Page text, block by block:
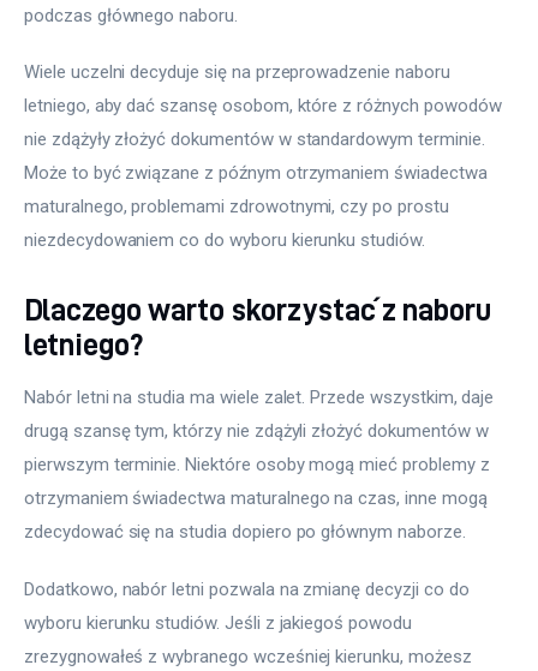
podczas głównego naboru.
Wiele uczelni decyduje się na przeprowadzenie naboru
letniego, aby dać szansę osobom, które z różnych powodów
nie zdążyły złożyć dokumentów w standardowym terminie.
Może to być związane z późnym otrzymaniem świadectwa
maturalnego, problemami zdrowotnymi, czy po prostu
niezdecydowaniem co do wyboru kierunku studiów.
Dlaczego warto skorzystać z naboru
letniego?
Nabór letni na studia ma wiele zalet. Przede wszystkim, daje
drugą szansę tym, którzy nie zdążyli złożyć dokumentów w
pierwszym terminie. Niektóre osoby mogą mieć problemy z
otrzymaniem świadectwa maturalnego na czas, inne mogą
zdecydować się na studia dopiero po głównym naborze.
Dodatkowo, nabór letni pozwala na zmianę decyzji co do
wyboru kierunku studiów. Jeśli z jakiegoś powodu
zrezygnowałeś z wybranego wcześniej kierunku, możesz